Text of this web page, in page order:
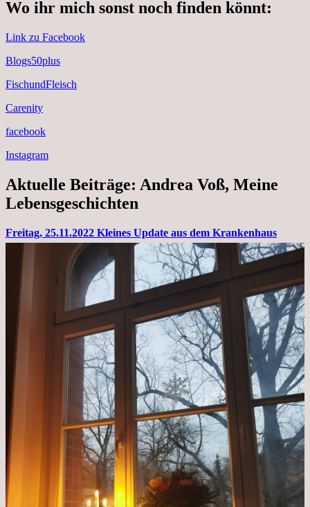
Wo ihr mich sonst noch finden könnt:
Link zu Facebook
Blogs50plus
FischundFleisch
Carenity
facebook
Instagram
Aktuelle Beiträge: Andrea Voß, Meine
Lebensgeschichten
Freitag, 25.11.2022 Kleines Update aus dem Krankenhaus